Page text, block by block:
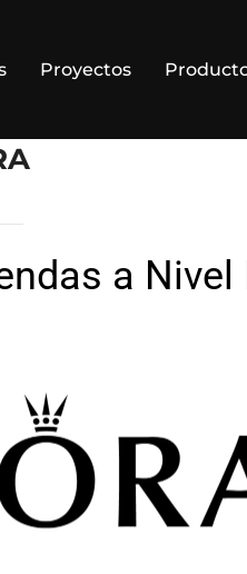
Proyectos
a Nivel